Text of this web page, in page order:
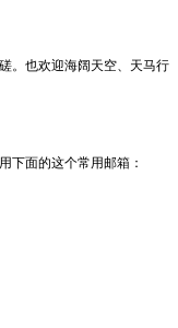
。也欢迎海阔天空、天马行
下面的这个常用邮箱：